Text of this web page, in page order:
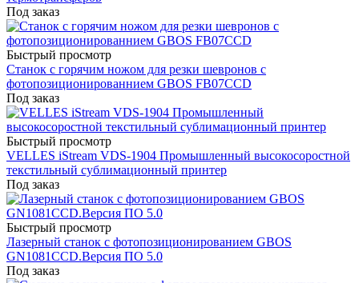
Под заказ
Быстрый просмотр
Станок с горячим ножом для резки шевронов с
фотопозиционированнием GBOS FB07CCD
Под заказ
Быстрый просмотр
VELLES iStream VDS-1904 Промышленный высокосоростной
текстильный сублимационный принтер
Под заказ
Быстрый просмотр
Лазерный станок с фотопозиционированием GBOS
GN1081CCD.Версия ПО 5.0
Под заказ